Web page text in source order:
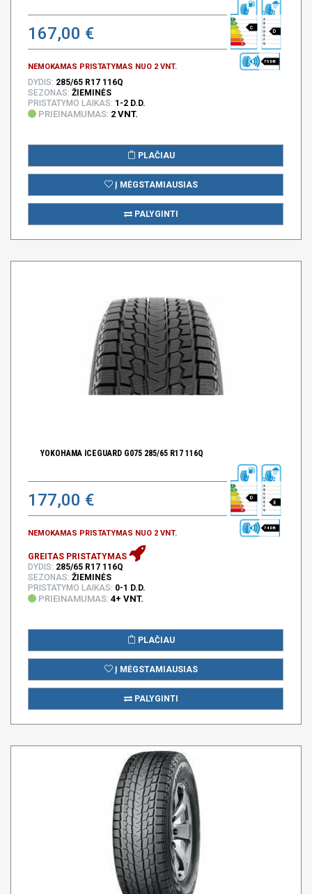
167,00 €
NEMOKAMAS PRISTATYMAS NUO 2 VNT.
C
D
75 DB
DYDIS: 285/65 R17 116Q
SEZONAS: ŽIEMINĖS
PRISTATYMO LAIKAS: 1-2 D.D.
PRIEINAMUMAS: 2 VNT.
PLAČIAU
Į MĖGSTAMIAUSIAS
PALYGINTI
YOKOHAMA ICEGUARD G075 285/65 R17 116Q
177,00 €
NEMOKAMAS PRISTATYMAS NUO 2 VNT.
D
E
74 DB
GREITAS PRISTATYMAS
DYDIS: 285/65 R17 116Q
SEZONAS: ŽIEMINĖS
PRISTATYMO LAIKAS: 0-1 D.D.
PRIEINAMUMAS: 4+ VNT.
PLAČIAU
Į MĖGSTAMIAUSIAS
PALYGINTI